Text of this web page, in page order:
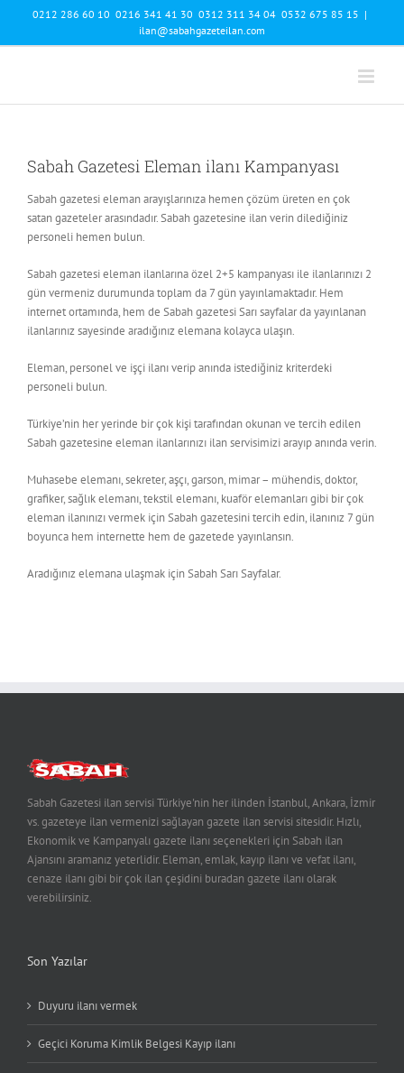
content
0212 286 60 10 0216 341 41 30 0312 311 34 04 0532 675 85 15 |
ilan@sabahgazeteilan.com
Sabah Gazetesi Eleman ilanı Kampanyası
Sabah gazetesi eleman arayışlarınıza hemen çözüm üreten en çok
satan gazeteler arasındadır. Sabah gazetesine ilan verin dilediğiniz
personeli hemen bulun.
Sabah gazetesi eleman ilanlarına özel 2+5 kampanyası ile ilanlarınızı 2
gün vermeniz durumunda toplam da 7 gün yayınlamaktadır. Hem
internet ortamında, hem de Sabah gazetesi Sarı sayfalar da yayınlanan
ilanlarınız sayesinde aradığınız elemana kolayca ulaşın.
Eleman, personel ve işçi ilanı verip anında istediğiniz kriterdeki
personeli bulun.
Türkiye’nin her yerinde bir çok kişi tarafından okunan ve tercih edilen
Sabah gazetesine eleman ilanlarınızı ilan servisimizi arayıp anında verin.
Muhasebe elemanı, sekreter, aşçı, garson, mimar – mühendis, doktor,
grafiker, sağlık elemanı, tekstil elemanı, kuaför elemanları gibi bir çok
eleman ilanınızı vermek için Sabah gazetesini tercih edin, ilanınız 7 gün
boyunca hem internette hem de gazetede yayınlansın.
Aradığınız elemana ulaşmak için Sabah Sarı Sayfalar.
Sabah Gazetesi ilan servisi Türkiye'nin her ilinden İstanbul, Ankara, İzmir
vs. gazeteye ilan vermenizi sağlayan gazete ilan servisi sitesidir. Hızlı,
Ekonomik ve Kampanyalı gazete ilanı seçenekleri için Sabah ilan
Ajansını aramanız yeterlidir. Eleman, emlak, kayıp ilanı ve vefat ilanı,
cenaze ilanı gibi bir çok ilan çeşidini buradan gazete ilanı olarak
verebilirsiniz.
Son Yazılar
Duyuru ilanı vermek
Geçici Koruma Kimlik Belgesi Kayıp ilanı